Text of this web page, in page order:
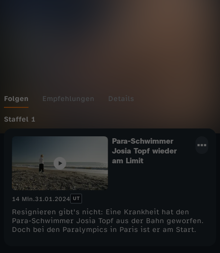
Folgen Empfehlungen Details
Staffel 1
Para-Schwimmer
Josia Topf wieder
am Limit
14 Min.31.01.2024 UT
Resignieren gibt's nicht: Eine Krankheit hat den
Para-Schwimmer Josia Topf aus der Bahn geworfen.
Doch bei den Paralympics in Paris ist er am Start.